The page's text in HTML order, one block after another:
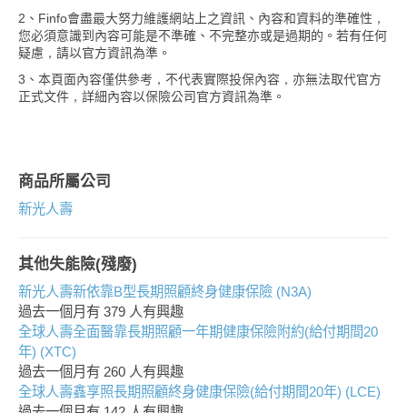
2、Finfo會盡最大努力維護網站上之資訊、內容和資料的準確性，
您必須意識到內容可能是不準確、不完整亦或是過期的。若有任何
疑慮，請以官方資訊為準。
3、本頁面內容僅供參考，不代表實際投保內容，亦無法取代官方
正式文件，詳細內容以保險公司官方資訊為準。
商品所屬公司
新光人壽
其他失能險(殘廢)
新光人壽新依靠B型長期照顧終身健康保險 (N3A)
過去一個月有 379 人有興趣
全球人壽全面醫靠長期照顧一年期健康保險附約(給付期間20
年) (XTC)
過去一個月有 260 人有興趣
全球人壽鑫享照長期照顧終身健康保險(給付期間20年) (LCE)